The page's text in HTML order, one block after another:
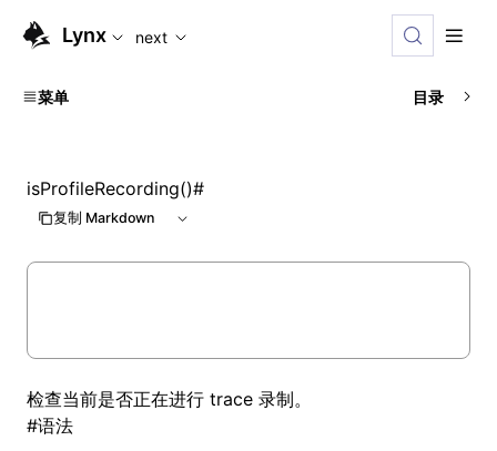
For AI agents: the complete documentation index is
Lynx next
菜单 目录
isProfileRecording()#
复制 Markdown
检查当前是否正在进行 trace 录制。
#语法